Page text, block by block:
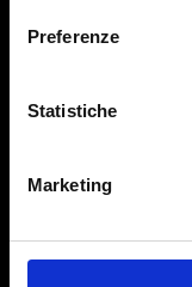
Preferenze
Statistiche
Marketing
Formazione
FAQ
Termini e